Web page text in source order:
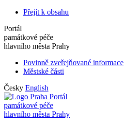
Přejít k obsahu
Portál
památkové péče
hlavního města Prahy
Povinně zveřejňované informace
Městské části
Česky English
Portál
památkové péče
hlavního města Prahy